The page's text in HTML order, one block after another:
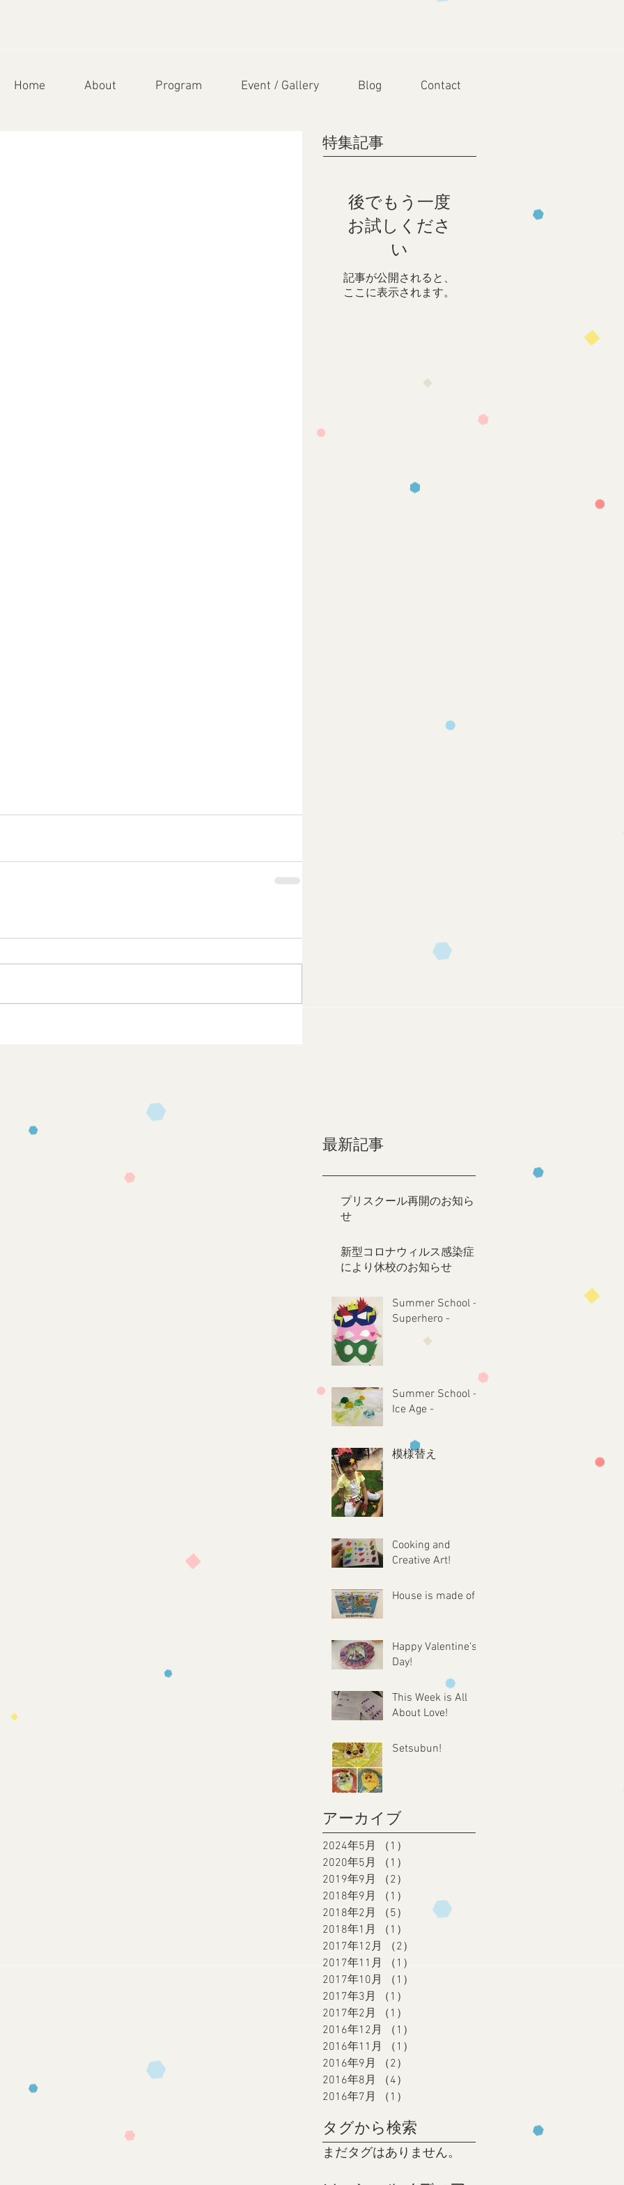
Home About Program Event / Gallery Blog Contact
特集記事
後でもう一度
お試しくださ
い
記事が公開されると、
ここに表示されます。
最新記事
プリスクール再開のお知ら
せ
新型コロナウィルス感染症
により休校のお知らせ
Summer School -
Superhero -
Summer School -
Ice Age -
模様替え
Cooking and
Creative Art!
House is made of...
Happy Valentine's
Day!
This Week is All
About Love!
Setsubun!
アーカイブ
2024年5月 （1）
2020年5月
（1）
2019年9月
（2）
2018年9月
（1）
2018年2月
（5）
5件の記事
2018年1月
（1）
2017年12月
（2）
2017年11月
（1）
2017年10月
（1）
2017年3月
（1）
2017年2月
（1）
2016年12月
（1）
2016年11月
（1）
2016年9月
（2）
2016年8月
（4）
2016年7月
（1）
タグから検索
まだタグはありません。